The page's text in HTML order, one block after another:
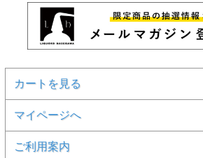
カートを見る
マイページへ
ご利用案内